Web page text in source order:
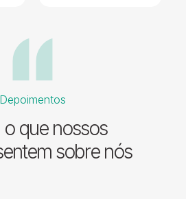
Depoimentos
o que nossos
sobre nós